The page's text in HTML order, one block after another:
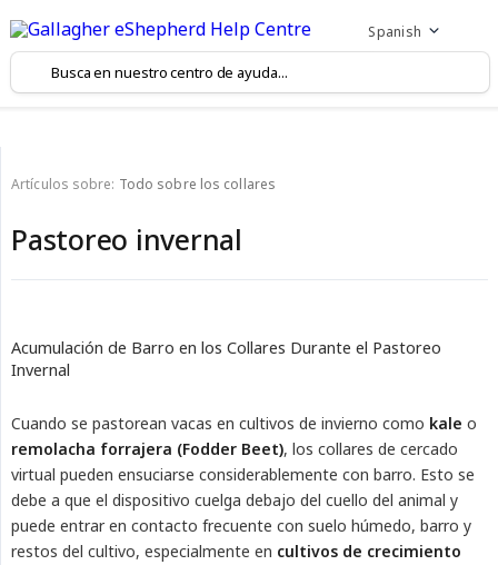
Spanish
Artículos sobre: Todo sobre los collares
Pastoreo invernal
Acumulación de Barro en los Collares Durante el Pastoreo
Invernal
Cuando se pastorean vacas en cultivos de invierno como kale o
remolacha forrajera (Fodder Beet), los collares de cercado
virtual pueden ensuciarse considerablemente con barro. Esto se
debe a que el dispositivo cuelga debajo del cuello del animal y
puede entrar en contacto frecuente con suelo húmedo, barro y
restos del cultivo, especialmente en cultivos de crecimiento